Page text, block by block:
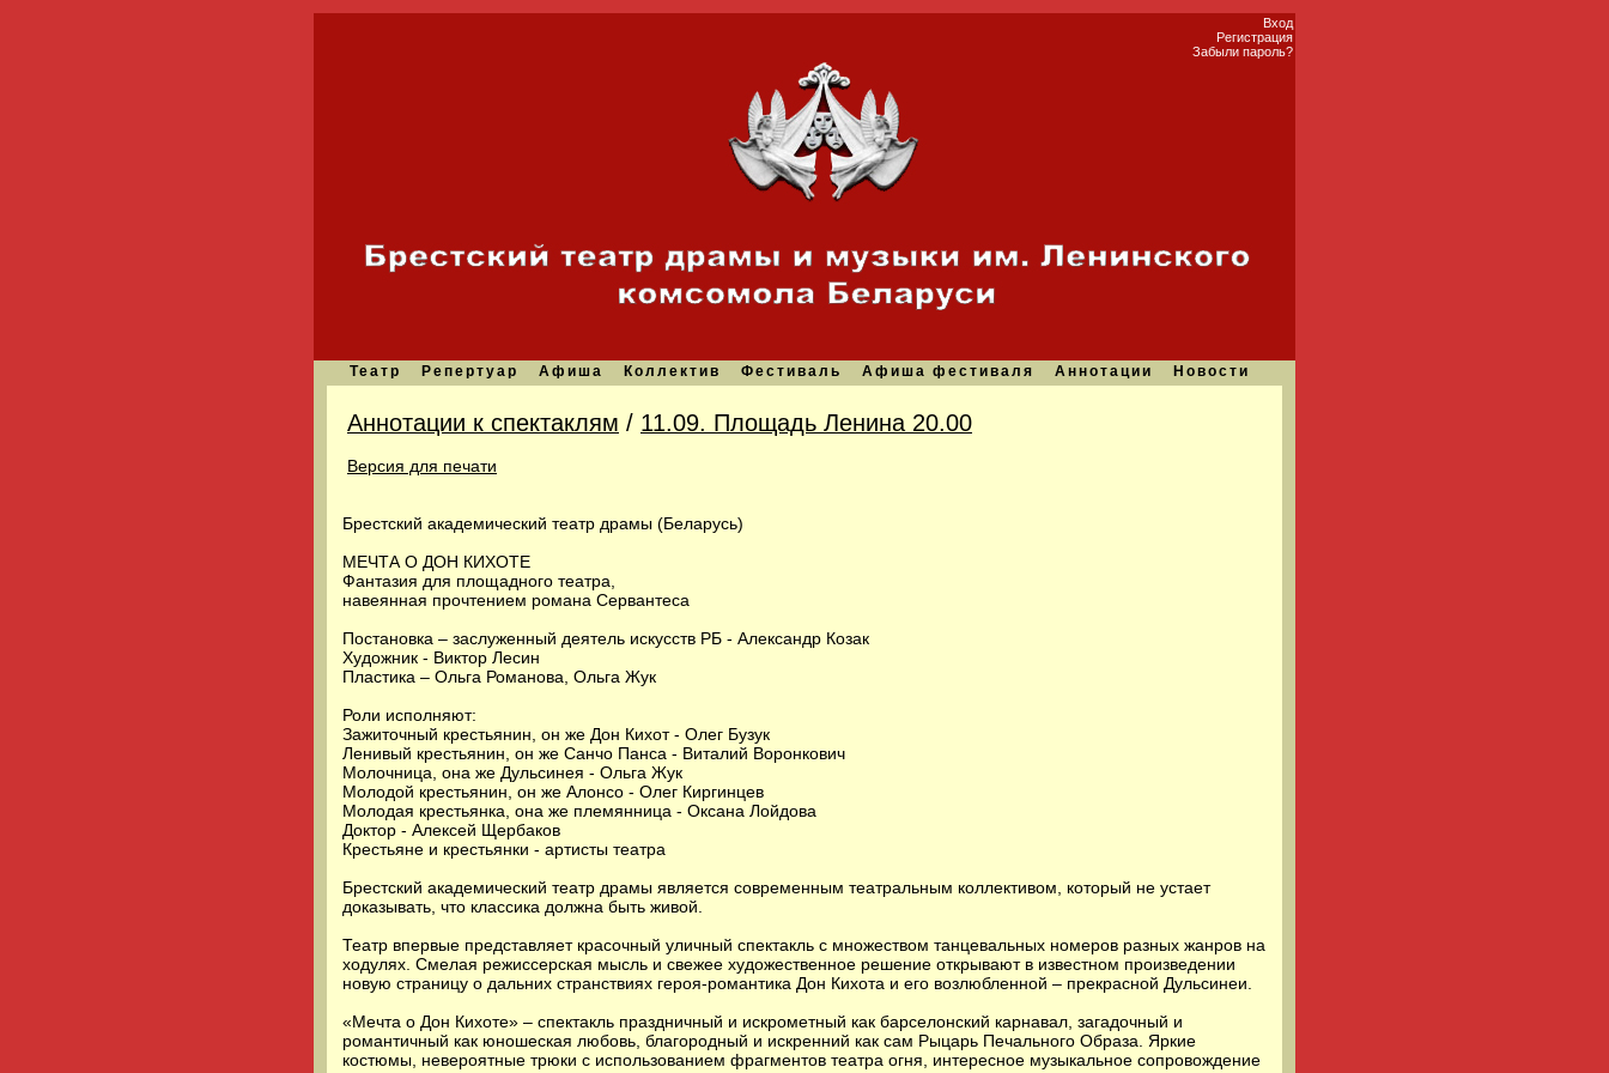
Вход
Регистрация
Забыли пароль?
Театр Репертуар Афиша Коллектив Фестиваль Афиша фестиваля Аннотации Новости
Аннотации к спектаклям / 11.09. Площадь Ленина 20.00
Версия для печати
Брестский академический театр драмы (Беларусь)
МЕЧТА О ДОН КИХОТЕ
Фантазия для площадного театра,
навеянная прочтением романа Сервантеса
Постановка – заслуженный деятель искусств РБ - Александр Козак
Художник - Виктор Лесин
Пластика – Ольга Романова, Ольга Жук
Роли исполняют:
Зажиточный крестьянин, он же Дон Кихот - Олег Бузук
Ленивый крестьянин, он же Санчо Панса - Виталий Воронкович
Молочница, она же Дульсинея - Ольга Жук
Молодой крестьянин, он же Алонсо - Олег Киргинцев
Молодая крестьянка, она же племянница - Оксана Лойдова
Доктор - Алексей Щербаков
Крестьяне и крестьянки - артисты театра
Брестский академический театр драмы является современным театральным коллективом, который не устает
доказывать, что классика должна быть живой.
Театр впервые представляет красочный уличный спектакль с множеством танцевальных номеров разных жанров на
ходулях. Смелая режиссерская мысль и свежее художественное решение открывают в известном произведении
новую страницу о дальних странствиях героя-романтика Дон Кихота и его возлюбленной – прекрасной Дульсинеи.
«Мечта о Дон Кихоте» – спектакль праздничный и искрометный как барселонский карнавал, загадочный и
романтичный как юношеская любовь, благородный и искренний как сам Рыцарь Печального Образа. Яркие
костюмы, невероятные трюки с использованием фрагментов театра огня, интересное музыкальное сопровождение